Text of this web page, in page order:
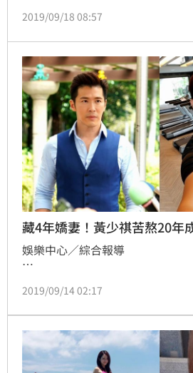
海景不但享受浮潛，而且還在IG多
泳裝的美照現身，雖然是連身設
好身材，讓粉絲眼睛持續大吃冰
2019/09/18 08:57
藏4年嬌妻！黃少祺苦熬20年
娛樂中心／綜合報導
角而爆紅，近年來也在台劇《金家
並不順遂，原先是模特兒的他轉
色都接，不過一年收入卻不到十
堅持下去才有如今的成績，而身
正是雙胞胎女子團體ME2的姊姊
2019/09/14 02:17